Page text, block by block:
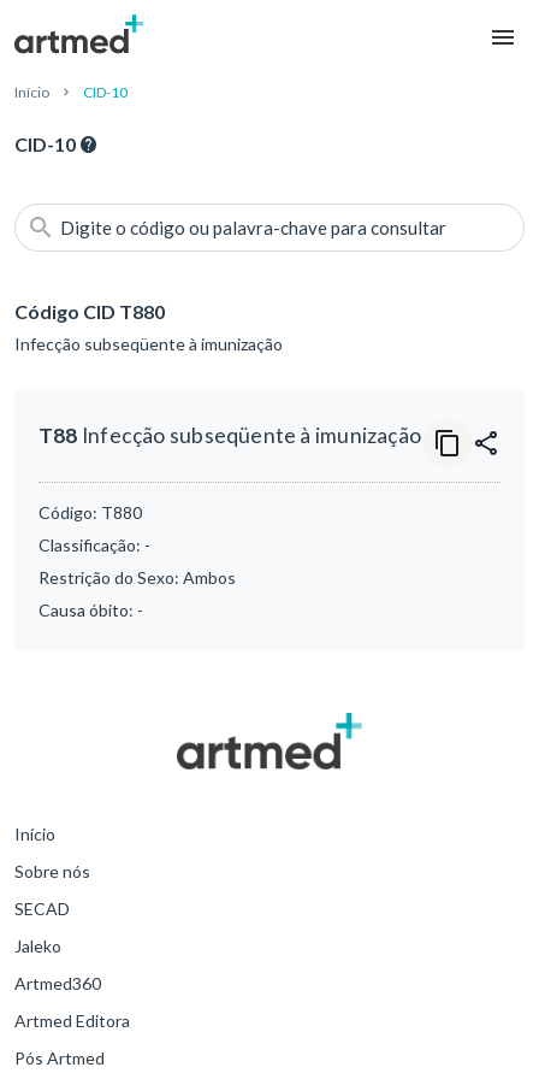
Início CID-10
CID-10
Digite o código ou palavra-chave para consultar
Código CID T880
Infecção subseqüente à imunização
T88 Infecção subseqüente à imunização
Código: T880
Classificação: -
Restrição do Sexo: Ambos
Causa óbito: -
Início
Sobre nós
SECAD
Jaleko
Artmed360
Artmed Editora
Pós Artmed